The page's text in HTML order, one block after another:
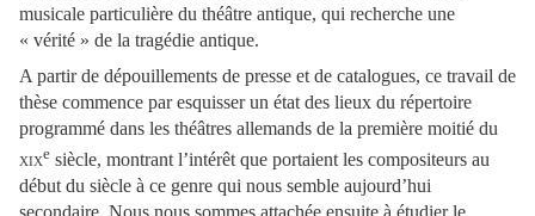
musicale particulière du théâtre antique, qui recherche une
« vérité » de la tragédie antique.
A partir de dépouillements de presse et de catalogues, ce travail de
thèse commence par esquisser un état des lieux du répertoire
programmé dans les théâtres allemands de la première moitié du
xixe siècle, montrant l’intérêt que portaient les compositeurs au
début du siècle à ce genre qui nous semble aujourd’hui
secondaire. Nous nous sommes attachée ensuite à étudier le